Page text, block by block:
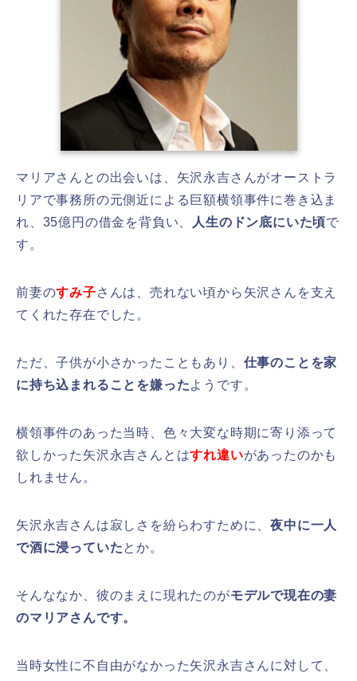
マリアさんとの出会いは、矢沢永吉さんがオーストラ
リアで事務所の元側近による巨額横領事件に巻き込ま
れ、35億円の借金を背負い、
人生のドン底にいた頃で
す。
前妻のすみ子さんは、売れない頃から矢沢さんを支え
てくれた存在でした。
ただ、子供が小さかったこともあり、 仕事のことを家
に持ち込まれることを嫌ったようです。
横領事件のあった当時、色々大変な時期に寄り添って
欲しかった矢沢永吉さんとはすれ違いがあったのかも
しれません。
矢沢永吉さんは寂しさを紛らわすために、夜中に一人
で酒に浸っていたとか。
そんななか、彼のまえに現れたのがモデルで現在の妻
のマリアさんです。
当時女性に不自由がなかった矢沢永吉さんに対して、